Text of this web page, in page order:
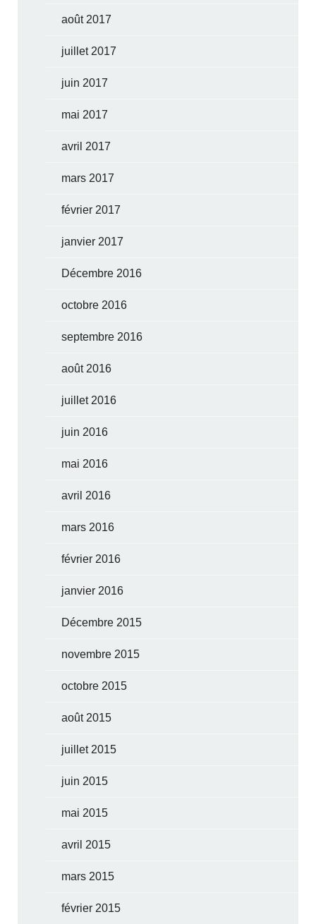
août 2017
juillet 2017
juin 2017
mai 2017
avril 2017
mars 2017
février 2017
janvier 2017
Décembre 2016
octobre 2016
septembre 2016
août 2016
juillet 2016
juin 2016
mai 2016
avril 2016
mars 2016
février 2016
janvier 2016
Décembre 2015
novembre 2015
octobre 2015
août 2015
juillet 2015
juin 2015
mai 2015
avril 2015
mars 2015
février 2015